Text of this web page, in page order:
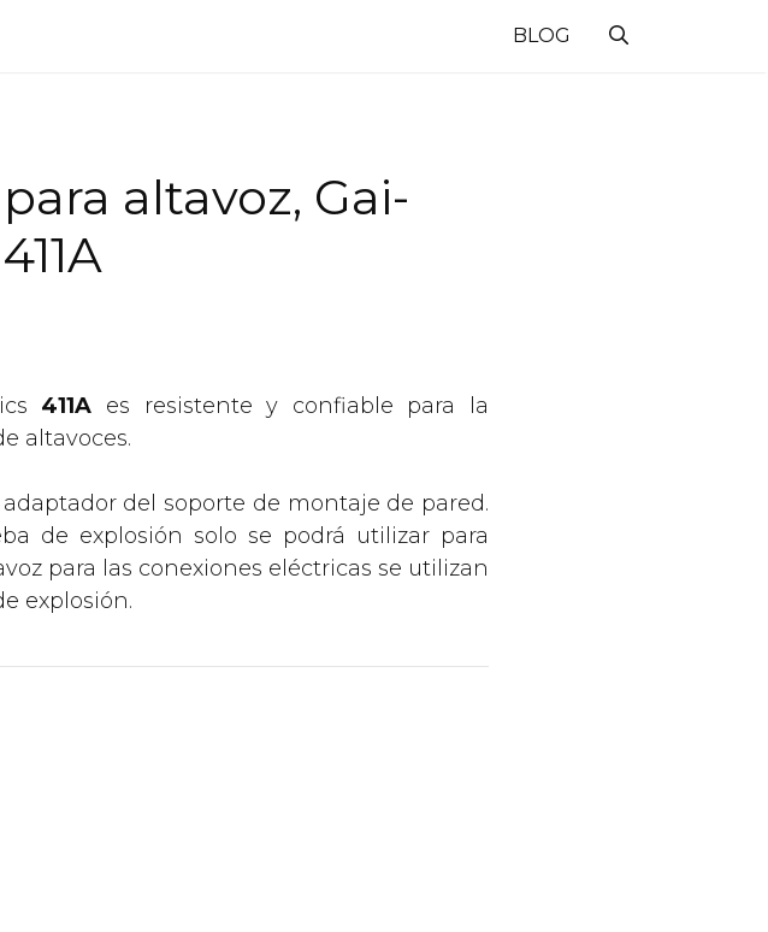
BLOG
altavoz, Gai-
411A es resistente y confiable para la
altavoces.
del soporte de montaje de pared.
de explosión solo se podrá utilizar para
para las conexiones eléctricas se utilizan
explosión.